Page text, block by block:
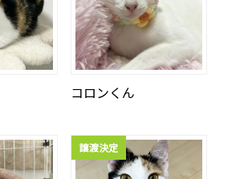
コロンくん
譲渡決定